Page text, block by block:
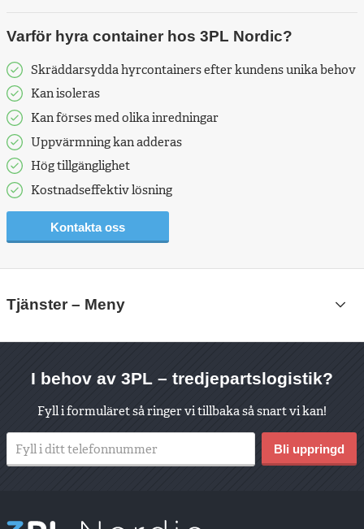
Varför hyra container hos 3PL Nordic?
Skräddarsydda hyrcontainers efter kundens unika behov
Kan isoleras
Kan förses med olika inredningar
Uppvärmning kan adderas
Hög tillgänglighet
Kostnadseffektiv lösning
Kontakta oss
Tjänster – Meny
container
Lagerhotell
Tredjepartslogistik
Magasinering
Rework
I behov av 3PL – tredjepartslogistik?
Fyll i formuläret så ringer vi tillbaka så snart vi kan!
Bli uppringd